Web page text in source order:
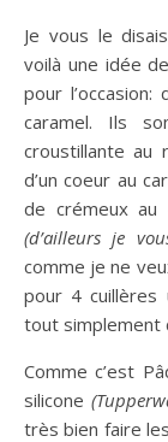
Je vous le
voilà une idée
pour
caramel. Ils
croustillante au
d’un coeur au
de crémeux au
(d’ailleurs je
comme je ne
pour 4 cuillères
tout simplement
Comme c’est
silicone
très bien faire